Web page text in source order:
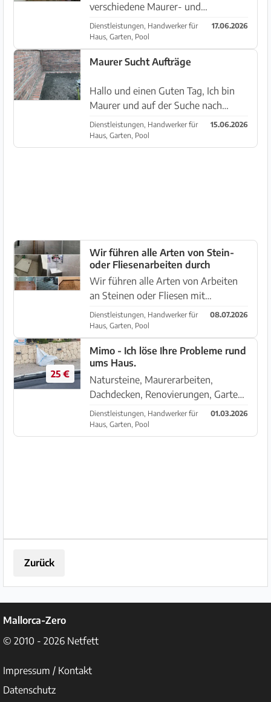
verschiedene Maurer- und
Betonarbeiten an meinem Haus in
Felanitx. jetziger Auftrag soll ein
Mauerwerk von ca. 5 Quadratmeter
auf der Terrasse sein. Von der
Dienstleistungen, Handwerker für
Haus, Garten, Pool
17.06.2026
Maurer Sucht Aufträge
Hallo und einen Guten Tag, Ich bin
Maurer und auf der Suche nach
Aufträgen. Mein Gebiet Liegt Im
normalen Mauern sowie
instandhaltung Sanierung Verputzen
Dienstleistungen, Handwerker für
Haus, Garten, Pool
15.06.2026
Wir führen alle Arten von Stein-
oder Fliesenarbeiten durch
Wir führen alle Arten von Arbeiten
an Steinen oder Fliesen mit
langjähriger Erfahrung durch und
unsere Kunden sind immer zufrieden
mit der Arbeit. Zögern Sie nicht, uns
zu kontaktieren zu einem guten...
Dienstleistungen, Handwerker für
Haus, Garten, Pool
08.07.2026
25 €
Mimo - Ich löse Ihre Probleme rund
ums Haus.
Natursteine, Maurerarbeiten,
Dachdecken, Renovierungen, Garten-
und Pool arbeiten. Von A bis Z. Ich
löse Ihr Problem! Naturstein arbeiten
werden pro m² berechnet. Preis ab €
Dienstleistungen, Handwerker für
Haus, Garten, Pool
01.03.2026
Zurück
Mallorca-Zero
© 2010 - 2026 Netfett
Impressum / Kontakt
Datenschutz